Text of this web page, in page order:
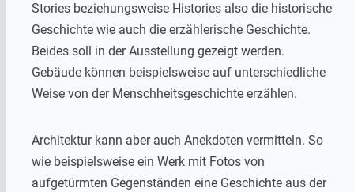
Stories beziehungsweise Histories also die historische
Geschichte wie auch die erzählerische Geschichte.
Beides soll in der Ausstellung gezeigt werden.
Gebäude können beispielsweise auf unterschiedliche
Weise von der Menschheitsgeschichte erzählen.
Architektur kann aber auch Anekdoten vermitteln. So
wie beispielsweise ein Werk mit Fotos von
aufgetürmten Gegenständen eine Geschichte aus der